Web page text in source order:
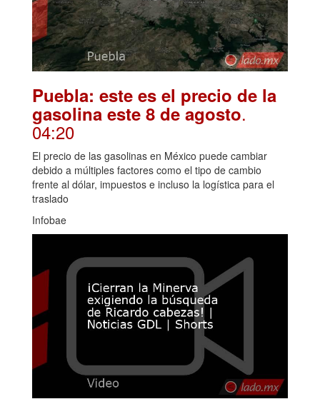
Puebla: este es el precio de la
gasolina este 8 de agosto.
04:20
El precio de las gasolinas en México puede cambiar
debido a múltiples factores como el tipo de cambio
frente al dólar, impuestos e incluso la logística para el
traslado
Infobae